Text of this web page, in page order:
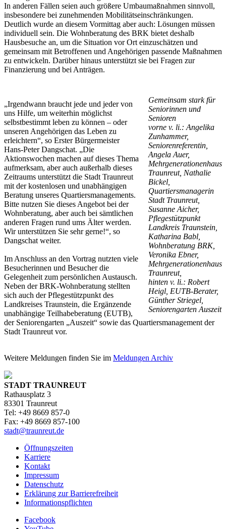
In anderen Fällen seien auch größere Umbaumaßnahmen sinnvoll,
insbesondere bei zunehmenden Mobilitätseinschränkungen.
Deutlich wurde an diesem Vormittag aber auch: Lösungen müssen
individuell sein. Die Wohnberatung des BRK bietet deshalb
Hausbesuche an, um die Situation vor Ort einzuschätzen und
gemeinsam mit Betroffenen und Angehörigen passende Maßnahmen
zu entwickeln. Darüber hinaus unterstützt sie bei Fragen zur
Finanzierung und bei Anträgen.
Gemeinsam stark für
Seniorinnen und
Senioren
vorne v. li.: Angelika
Zunhammer,
Seniorenreferentin,
Angela Auer,
Mehrgenerationenhaus
Traunreut, Nathalie
Bickel,
Quartiersmanagerin
Stadt Traunreut,
Susanne Aicher,
Pflegestützpunkt
Landkreis Traunstein,
Katharina Babl,
Wohnberatung BRK,
Veronika Ebner,
Mehrgenerationenhaus
Traunreut,
hinten v. li.: Robert
Heigl, EUTB-Berater,
Günther Striegel,
Seniorengarten Auszeit
„Irgendwann braucht jede und jeder von
uns Hilfe, um weiterhin möglichst
selbstbestimmt leben zu können – oder
unseren Angehörigen das Leben zu
erleichtern“, so Erster Bürgermeister
Hans-Peter Dangschat. „Die
Aktionswochen machen auf dieses Thema
aufmerksam, aber auch außerhalb dieses
Zeitraums unterstützt die Stadt Traunreut
mit der kostenlosen und unabhängigen
Beratung unseres Quartiersmanagements.
Bitte nutzen Sie dieses Angebot bei der
Wohnberatung, aber auch bei sämtlichen
anderen Fragen rund ums Älter werden.
Wir unterstützen Sie sehr gerne!“, so
Dangschat weiter.
Im Anschluss an den Vortrag nutzten viele
Besucherinnen und Besucher die
Gelegenheit zum persönlichen Austausch.
Neben der BRK-Wohnberatung stellten
sich auch der Pflegestützpunkt des
Landkreises Traunstein, die Ergänzende
unabhängige Teilhabeberatung (EUTB),
der Seniorengarten „Auszeit“ sowie das Quartiersmanagement der
Stadt Traunreut vor.
Weitere Meldungen finden Sie im Meldungen Archiv
STADT TRAUNREUT
Rathausplatz 3
83301 Traunreut
Tel: +49 8669 857-0
Fax: +49 8669 857-100
stadt@traunreut.de
Öffnungszeiten
Karriere
Kontakt
Impressum
Datenschutz
Erklärung zur Barrierefreiheit
Informationspflichten
Facebook